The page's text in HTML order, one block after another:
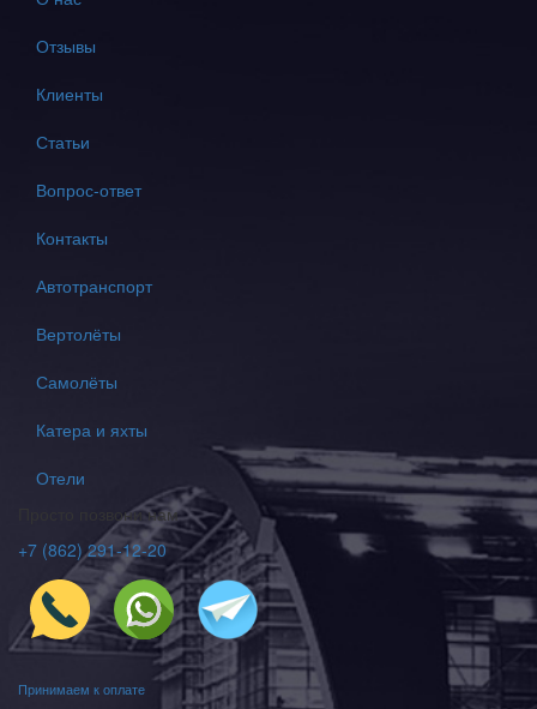
Отзывы
Клиенты
Статьи
Вопрос-ответ
Контакты
Автотранспорт
Вертолёты
Самолёты
Катера и яхты
Отели
Просто позвони нам
+7 (862) 291-12-20
Принимаем к оплате